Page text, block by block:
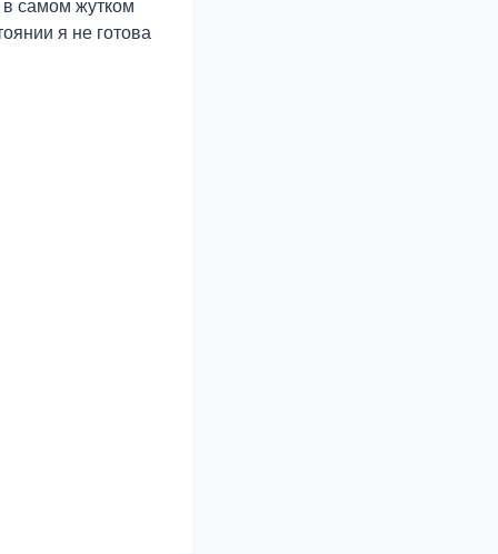
в самом жутком
я не готова